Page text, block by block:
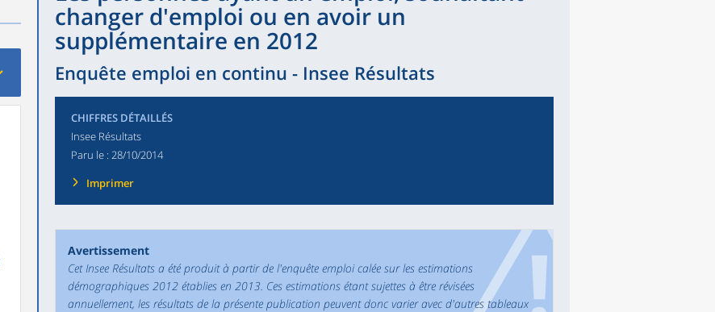
changer d'emploi ou en avoir un
supplémentaire en 2012
Enquête emploi en continu - Insee Résultats
CHIFFRES DÉTAILLÉS
Insee Résultats
Paru le : 28/10/2014
Imprimer
Avertissement
Cet Insee Résultats a été produit à partir de l'enquête emploi calée sur les estimations
démographiques 2012 établies en 2013. Ces estimations étant sujettes à être révisées
annuellement, les résultats de la présente publication peuvent donc varier avec d'autres tableaux